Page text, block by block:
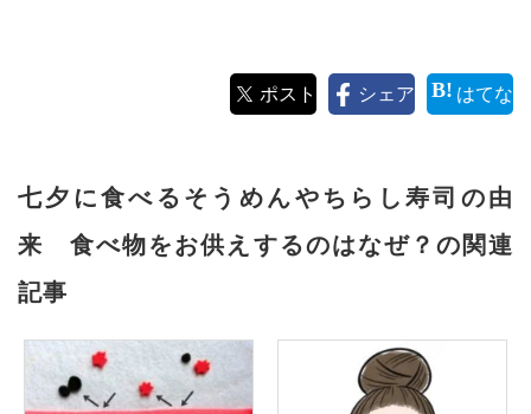
ポスト シェア はてな
七夕に食べるそうめんやちらし寿司の由
来 食べ物をお供えするのはなぜ？の関連
記事